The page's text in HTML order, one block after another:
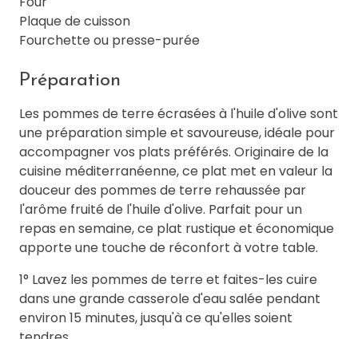
Plaque de cuisson
Fourchette ou presse-purée
Préparation
Les pommes de terre écrasées à l'huile d'olive sont
une préparation simple et savoureuse, idéale pour
accompagner vos plats préférés. Originaire de la
cuisine méditerranéenne, ce plat met en valeur la
douceur des pommes de terre rehaussée par
l'arôme fruité de l'huile d'olive. Parfait pour un
repas en semaine, ce plat rustique et économique
apporte une touche de réconfort à votre table.
1° Lavez les pommes de terre et faites-les cuire
dans une grande casserole d'eau salée pendant
environ 15 minutes, jusqu'à ce qu'elles soient